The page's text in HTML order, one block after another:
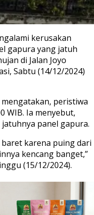
kerusakan
gapura yang jatuh
di Jalan Joyo
Sabtu (14/12/2024)
peristiwa
WIB. Ia menyebut,
panel gapura.
karena puing dari
kencang banget,”
(15/12/2024).